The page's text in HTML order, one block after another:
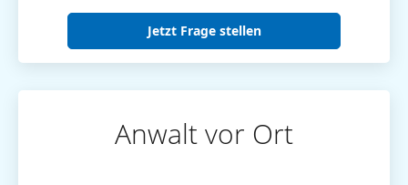
Jetzt Frage stellen
Anwalt vor Ort